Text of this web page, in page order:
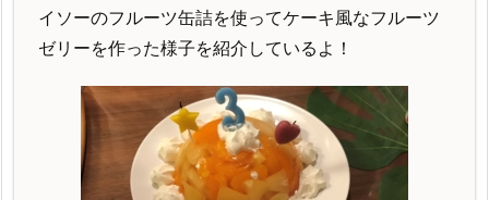
イソーのフルーツ缶詰を使ってケーキ風なフルーツ
ゼリーを作った様子を紹介しているよ！